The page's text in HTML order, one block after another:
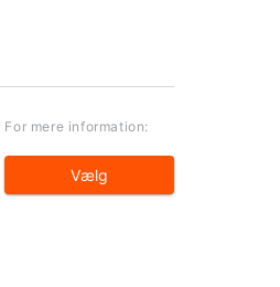
For mere information:
Vælg